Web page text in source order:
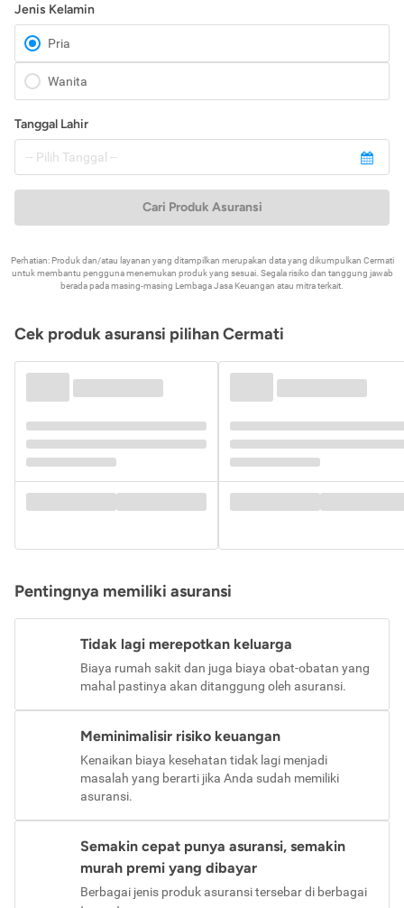
Jenis Kelamin
Pria
Wanita
Tanggal Lahir
Cari Produk Asuransi
Perhatian: Produk dan/atau layanan yang ditampilkan merupakan data yang dikumpulkan Cermati
untuk membantu pengguna menemukan produk yang sesuai. Segala risiko dan tanggung jawab
berada pada masing-masing Lembaga Jasa Keuangan atau mitra terkait.
Cek produk asuransi pilihan Cermati
Pentingnya memiliki asuransi
Tidak lagi merepotkan keluarga
Biaya rumah sakit dan juga biaya obat-obatan yang
mahal pastinya akan ditanggung oleh asuransi.
Meminimalisir risiko keuangan
Kenaikan biaya kesehatan tidak lagi menjadi
masalah yang berarti jika Anda sudah memiliki
asuransi.
Semakin cepat punya asuransi, semakin
murah premi yang dibayar
Berbagai jenis produk asuransi tersebar di berbagai